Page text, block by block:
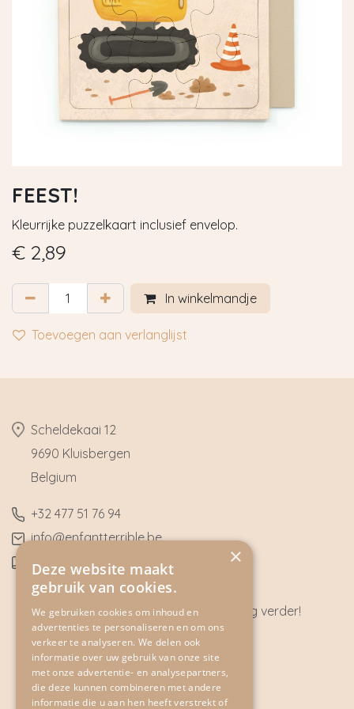
FEEST!
Kleurrijke puzzelkaart inclusief envelop.
€ 2,89
In winkelmandje
Toevoegen aan verlanglijst
​Scheldekaai 12
9690 Kluisbergen
​Belgium
​+32 477 51 76 94
​info@enfantterrible.be
BE0636790746
Heeft u vragen? Wij helpen u graag verder!
CONTACT
×
Deze website maakt
gebruik van cookies.
We gebruiken cookies om inhoud en
advertenties te personaliseren en om ons
verkeer te analyseren. We delen ook
informatie over uw gebruik van onze site
met onze advertentie- en analysepartners,
die deze kunnen combineren met andere
informatie die u aan hen heeft verstrekt of